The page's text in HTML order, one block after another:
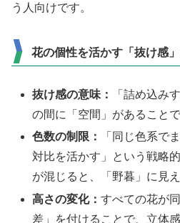
う人向けです。
花の個性を活かす「抜け感
抜け感の意味：
「詰め込み
の間に「空間」があること
色数の制限：
「同じ色系で
対比を活かす」という戦略
が混じると、「野暮」に見
高さの変化：すべての花が
差」を付けることで、立体